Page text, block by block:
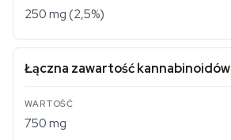
250 mg (2,5%)
Łączna zawartość kannabinoidów
750 mg